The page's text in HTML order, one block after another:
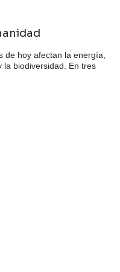
de hoy afectan la energía,
la biodiversidad. En tres